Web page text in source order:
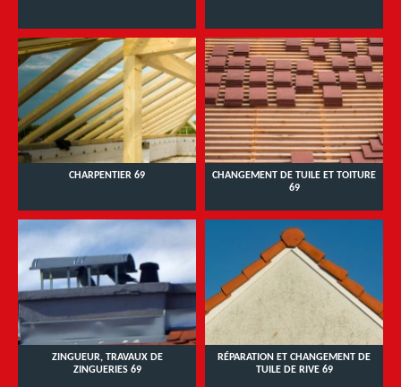
CHARPENTIER 69
CHANGEMENT DE TUILE ET TOITURE
69
ZINGUEUR, TRAVAUX DE
ZINGUERIES 69
RÉPARATION ET CHANGEMENT DE
TUILE DE RIVE 69